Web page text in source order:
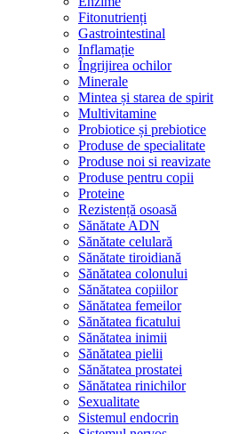
Fitonutrienți
Gastrointestinal
Inflamație
Îngrijirea ochilor
Minerale
Mintea și starea de spirit
Multivitamine
Probiotice și prebiotice
Produse de specialitate
Produse noi si reavizate
Produse pentru copii
Proteine
Rezistență osoasă
Sănătate ADN
Sănătate celulară
Sănătate tiroidiană
Sănătatea colonului
Sănătatea copiilor
Sănătatea femeilor
Sănătatea ficatului
Sănătatea inimii
Sănătatea pielii
Sănătatea prostatei
Sănătatea rinichilor
Sexualitate
Sistemul endocrin